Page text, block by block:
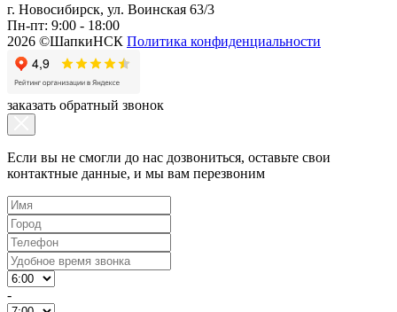
г. Новосибирск, ул. Воинская 63/3
Пн-пт: 9:00 - 18:00
2026 ©ШапкиНСК Политика конфиденциальности
заказать обратный звонок
Если вы не смогли до нас дозвониться, оставьте свои
контактные данные, и мы вам перезвоним
-